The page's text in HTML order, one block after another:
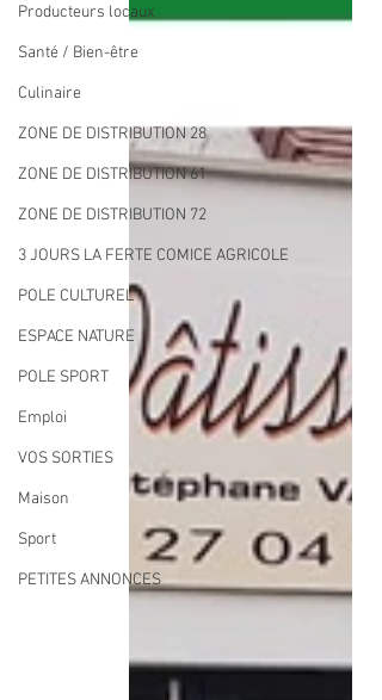
Producteurs locaux
Santé / Bien-être
Culinaire
ZONE DE DISTRIBUTION 28
ZONE DE DISTRIBUTION 61
ZONE DE DISTRIBUTION 72
3 JOURS LA FERTE COMICE AGRICOLE
POLE CULTUREL
ESPACE NATURE
POLE SPORT
Emploi
VOS SORTIES
Maison
Sport
PETITES ANNONCES